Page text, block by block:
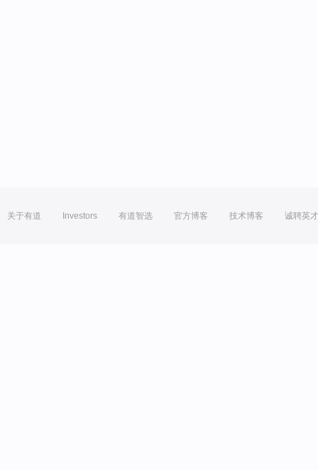
关于有道 Investors 有道智选 官方博客 技术博客 诚聘英才